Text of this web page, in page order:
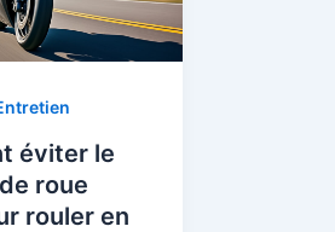
éviter le
roue
rouler en